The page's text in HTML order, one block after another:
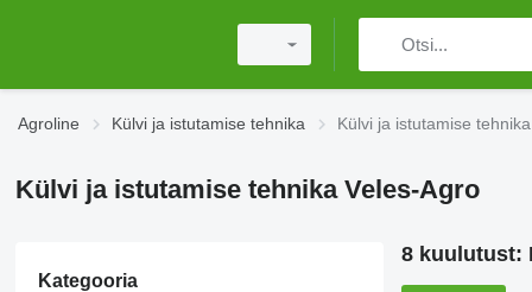
Agroline Külvi ja istutamise tehnika Külvi ja istutamise
Külvi ja istutamise tehnika Veles-Agro
Kategooria
8 kuulutust: